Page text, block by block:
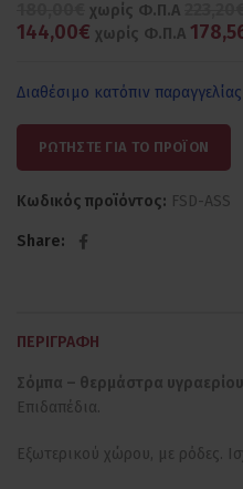
χωρίς Φ.Π.Α
144,00€ χωρίς Φ.Π.Α
Διαθέσιμο κατόπιν παραγγελίας
ΡΩΤΗΣΤΕ ΓΙΑ ΤΟ ΠΡΟΪΟΝ
Κωδικός προϊόντος: FSD-ASS
Share
ΠΕΡΙΓΡΑΦΉ
Σόμπα – θερμάστρα υγραερίου
Επιδαπέδια.
Εξωτερικού χώρου, με ρόδες.